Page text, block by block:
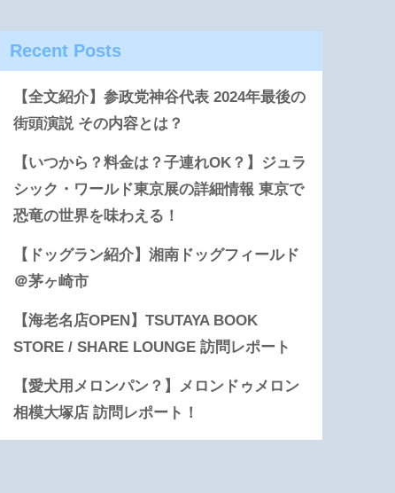
Recent Posts
【全文紹介】参政党神谷代表 2024年最後の
街頭演説 その内容とは？
【いつから？料金は？子連れOK？】ジュラ
シック・ワールド東京展の詳細情報 東京で
恐竜の世界を味わえる！
【ドッグラン紹介】湘南ドッグフィールド
＠茅ヶ崎市
【海老名店OPEN】TSUTAYA BOOK
STORE / SHARE LOUNGE 訪問レポート
【愛犬用メロンパン？】メロンドゥメロン
相模大塚店 訪問レポート！